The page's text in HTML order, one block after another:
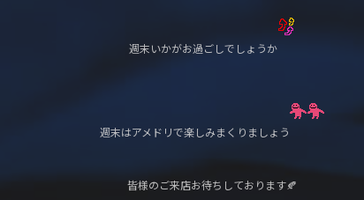
週末いかがお過ごしでしょうか
週末はアメドリで楽しみまくりましょう
皆様のご来店お待ちしております🍂